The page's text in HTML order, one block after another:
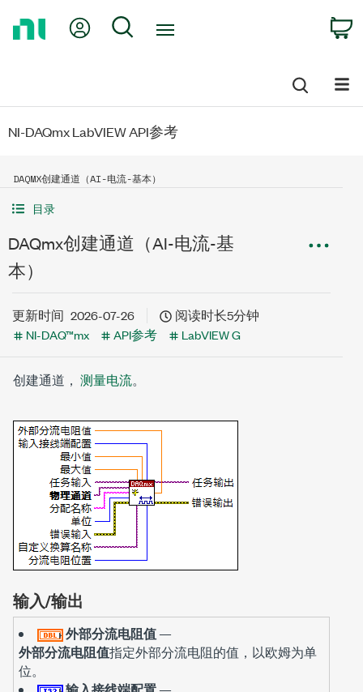
My Account
Search
NI-DAQmx LabVIEW API参考
DAQMX创建通道（AI-电流-基本）
目录
DAQmx创建通道（AI-电流-基
本）
更新时间 2026-07-26
阅读时长5分钟
NI-DAQ™mx
API参考 LabVIEW G
创建通道， 测量电流。
输入/输出
外部分流电阻值—
外部分流电阻值指定外部分流电阻的值，以欧姆为单
位。